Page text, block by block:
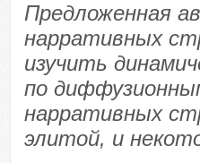
Предложенная
нарративных
изучить
по
нарративных
элитой, и